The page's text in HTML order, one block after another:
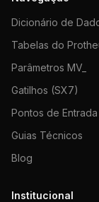
Dicionário de
Tabelas do
Parâmetros MV_
Gatilhos (SX7)
Pontos de Entrada
Guias Técnicos
Blog
Institucional